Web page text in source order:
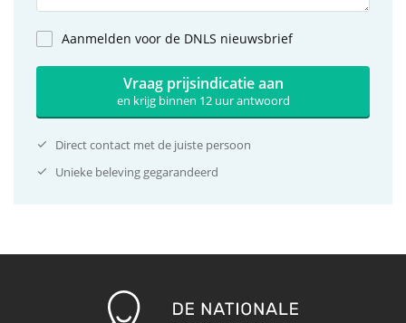
Aanmelden voor de DNLS nieuwsbrief
Vraag prijsindicatie aan
en krijg binnen 12 uur antwoord
Direct contact met de juiste persoon
Unieke beleving gegarandeerd